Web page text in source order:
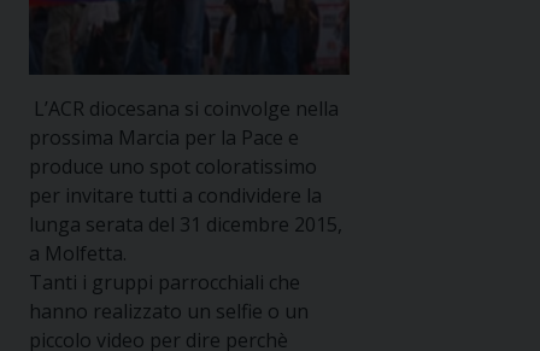
L’ACR diocesana si coinvolge nella
prossima Marcia per la Pace e
produce uno spot coloratissimo
per invitare tutti a condividere la
lunga serata del 31 dicembre 2015,
a Molfetta.
Tanti i gruppi parrocchiali che
hanno realizzato un selfie o un
piccolo video per dire perchè